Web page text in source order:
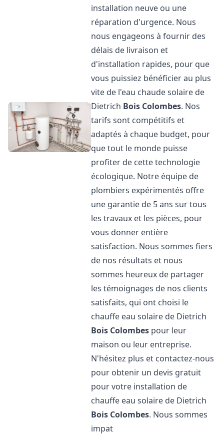
installation neuve ou une
réparation d'urgence. Nous
nous engageons à fournir des
délais de livraison et
d'installation rapides, pour que
vous puissiez bénéficier au plus
vite de l'eau chaude solaire de
Dietrich Bois Colombes. Nos
tarifs sont compétitifs et
adaptés à chaque budget, pour
que tout le monde puisse
profiter de cette technologie
écologique. Notre équipe de
plombiers expérimentés offre
une garantie de 5 ans sur tous
les travaux et les pièces, pour
vous donner entière
satisfaction. Nous sommes fiers
de nos résultats et nous
sommes heureux de partager
les témoignages de nos clients
satisfaits, qui ont choisi le
chauffe eau solaire de Dietrich
Bois Colombes pour leur
maison ou leur entreprise.
N'hésitez plus et contactez-nous
pour obtenir un devis gratuit
pour votre installation de
chauffe eau solaire de Dietrich
Bois Colombes. Nous sommes
impat